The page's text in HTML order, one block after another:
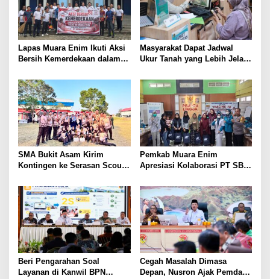
Lapas Muara Enim Ikuti Aksi
Bersih Kemerdekaan dalam
Indonesia
Masyarakat Dapat Jadwal
Ukur Tanah yang Lebih Jelas
Terjadwal
SMA Bukit Asam Kirim
Kontingen ke Serasan Scout
Karakter dan Kepemimpinan
Siswa
Pemkab Muara Enim
Apresiasi Kolaborasi PT SBS
Warga Sekitar Tambang
Beri Pengarahan Soal
Layanan di Kanwil BPN
Cegah Masalah Dimasa
Depan, Nusron Ajak Pemda